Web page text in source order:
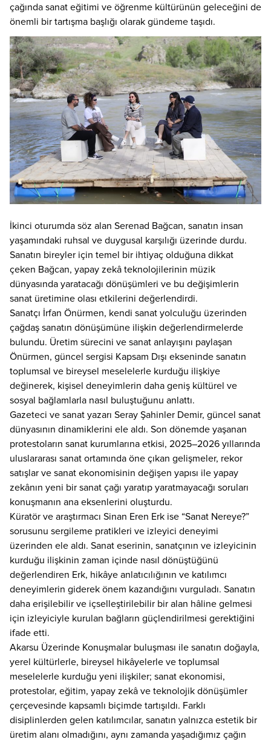
çağında sanat eğitimi ve öğrenme kültürünün geleceğini de
önemli bir tartışma başlığı olarak gündeme taşıdı.
İkinci oturumda söz alan Serenad Bağcan, sanatın insan
yaşamındaki ruhsal ve duygusal karşılığı üzerinde durdu.
Sanatın bireyler için temel bir ihtiyaç olduğuna dikkat
çeken Bağcan, yapay zekâ teknolojilerinin müzik
dünyasında yaratacağı dönüşümleri ve bu değişimlerin
sanat üretimine olası etkilerini değerlendirdi.
Sanatçı İrfan Önürmen, kendi sanat yolculuğu üzerinden
çağdaş sanatın dönüşümüne ilişkin değerlendirmelerde
bulundu. Üretim sürecini ve sanat anlayışını paylaşan
Önürmen, güncel sergisi Kapsam Dışı ekseninde sanatın
toplumsal ve bireysel meselelerle kurduğu ilişkiye
değinerek, kişisel deneyimlerin daha geniş kültürel ve
sosyal bağlamlarla nasıl buluştuğunu anlattı.
Gazeteci ve sanat yazarı Seray Şahinler Demir, güncel sanat
dünyasının dinamiklerini ele aldı. Son dönemde yaşanan
protestoların sanat kurumlarına etkisi, 2025–2026 yıllarında
uluslararası sanat ortamında öne çıkan gelişmeler, rekor
satışlar ve sanat ekonomisinin değişen yapısı ile yapay
zekânın yeni bir sanat çağı yaratıp yaratmayacağı soruları
konuşmanın ana eksenlerini oluşturdu.
Küratör ve araştırmacı Sinan Eren Erk ise “Sanat Nereye?”
sorusunu sergileme pratikleri ve izleyici deneyimi
üzerinden ele aldı. Sanat eserinin, sanatçının ve izleyicinin
kurduğu ilişkinin zaman içinde nasıl dönüştüğünü
değerlendiren Erk, hikâye anlatıcılığının ve katılımcı
deneyimlerin giderek önem kazandığını vurguladı. Sanatın
daha erişilebilir ve içselleştirilebilir bir alan hâline gelmesi
için izleyiciyle kurulan bağların güçlendirilmesi gerektiğini
ifade etti.
Akarsu Üzerinde Konuşmalar buluşması ile sanatın doğayla,
yerel kültürlerle, bireysel hikâyelerle ve toplumsal
meselelerle kurduğu yeni ilişkiler; sanat ekonomisi,
protestolar, eğitim, yapay zekâ ve teknolojik dönüşümler
çerçevesinde kapsamlı biçimde tartışıldı. Farklı
disiplinlerden gelen katılımcılar, sanatın yalnızca estetik bir
üretim alanı olmadığını, aynı zamanda yaşadığımız çağın